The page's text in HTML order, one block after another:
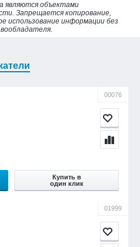
являются объектами
Запрещается копирование,
использование информации без
00076
Купить в
один клик
01999